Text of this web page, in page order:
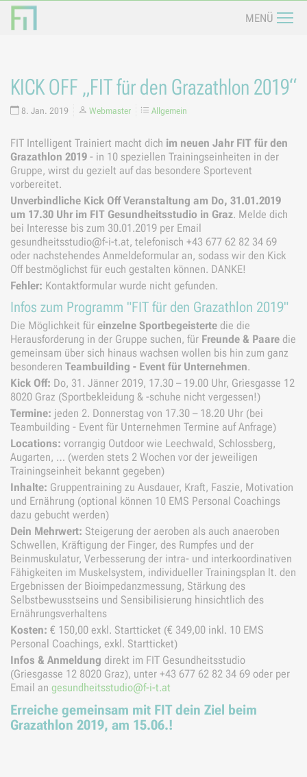
MENÜ
KICK OFF „FIT für den Grazathlon 2019“
8. Jan. 2019 Webmaster Allgemein
FIT Intelligent Trainiert macht dich im neuen Jahr FIT für den
Grazathlon 2019 - in 10 speziellen Trainingseinheiten in der
Gruppe, wirst du gezielt auf das besondere Sportevent
vorbereitet.
Unverbindliche Kick Off Veranstaltung am Do, 31.01.2019
um 17.30 Uhr im FIT Gesundheitsstudio in Graz. Melde dich
bei Interesse bis zum 30.01.2019 per Email
gesundheitsstudio@f-i-t.at, telefonisch +43 677 62 82 34 69
oder nachstehendes Anmeldeformular an, sodass wir den Kick
Off bestmöglichst für euch gestalten können. DANKE!
Fehler: Kontaktformular wurde nicht gefunden.
Infos zum Programm "FIT für den Grazathlon 2019"
Die Möglichkeit für einzelne Sportbegeisterte die die
Herausforderung in der Gruppe suchen, für Freunde & Paare die
gemeinsam über sich hinaus wachsen wollen bis hin zum ganz
besonderen Teambuilding - Event für Unternehmen.
Kick Off: Do, 31. Jänner 2019, 17.30 – 19.00 Uhr, Griesgasse 12
8020 Graz (Sportbekleidung & -schuhe nicht vergessen!)
Termine: jeden 2. Donnerstag von 17.30 – 18.20 Uhr (bei
Teambuilding - Event für Unternehmen Termine auf Anfrage)
Locations: vorrangig Outdoor wie Leechwald, Schlossberg,
Augarten, … (werden stets 2 Wochen vor der jeweiligen
Trainingseinheit bekannt gegeben)
Inhalte: Gruppentraining zu Ausdauer, Kraft, Faszie, Motivation
und Ernährung (optional können 10 EMS Personal Coachings
dazu gebucht werden)
Dein Mehrwert: Steigerung der aeroben als auch anaeroben
Schwellen, Kräftigung der Finger, des Rumpfes und der
Beinmuskulatur, Verbesserung der intra- und interkoordinativen
Fähigkeiten im Muskelsystem, individueller Trainingsplan lt. den
Ergebnissen der Bioimpedanzmessung, Stärkung des
Selbstbewusstseins und Sensibilisierung hinsichtlich des
Ernährungsverhaltens
Kosten: € 150,00 exkl. Startticket (€ 349,00 inkl. 10 EMS
Personal Coachings, exkl. Startticket)
Infos & Anmeldung direkt im FIT Gesundheitsstudio
(Griesgasse 12 8020 Graz), unter +43 677 62 82 34 69 oder per
Email an gesundheitsstudio@f-i-t.at
Erreiche gemeinsam mit FIT dein Ziel beim
Grazathlon 2019, am 15.06.!